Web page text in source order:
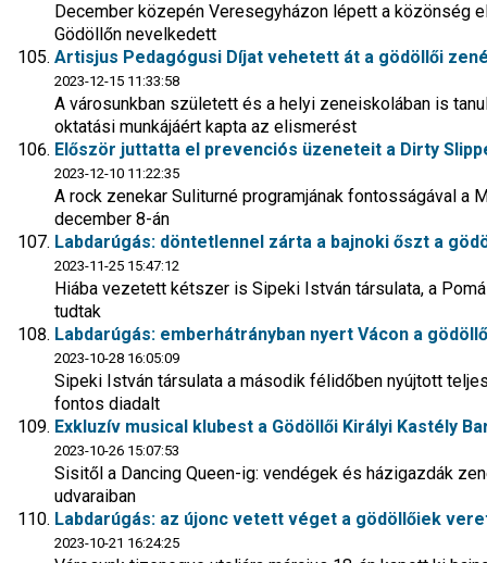
December közepén Veresegyházon lépett a közönség
Gödöllőn nevelkedett
Artisjus Pedagógusi Díjat vehetett át a gödöllői
2023-12-15 11:33:58
A városunkban született és a helyi zeneiskolában is
oktatási munkájáért kapta az elismerést
Először juttatta el prevenciós üzeneteit a Dirty
2023-12-10 11:22:35
A rock zenekar Suliturné programjának fontosságával
december 8-án
Labdarúgás: döntetlennel zárta a bajnoki őszt a
2023-11-25 15:47:12
Hiába vezetett kétszer is Sipeki István társulata, a
tudtak
Labdarúgás: emberhátrányban nyert Vácon a
2023-10-28 16:05:09
Sipeki István társulata a második félidőben nyújtott
fontos diadalt
Exkluzív musical klubest a Gödöllői Királyi Kastély
2023-10-26 15:07:53
Sisitől a Dancing Queen-ig: vendégek és házigazdák
udvaraiban
Labdarúgás: az újonc vetett véget a gödöllőiek
2023-10-21 16:24:25